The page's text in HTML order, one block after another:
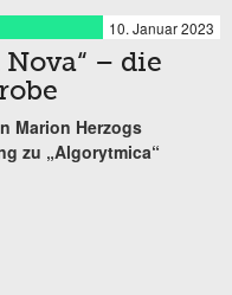
10. Januar 2023
Nova“ – die
Marion Herzogs
zu „Algorytmica“